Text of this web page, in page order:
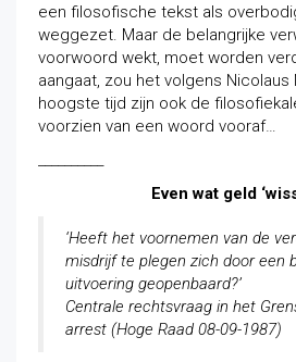
een filosofische tekst als
weggezet. Maar de belangrijke
voorwoord wekt, moet worden
aangaat, zou het volgens
hoogste tijd zijn ook de
voorzien van een woord vooraf…
Even wat geld
‘Heeft het voornemen van de
misdrijf te plegen zich door een
uitvoering geopenbaard?’
Centrale rechtsvraag in het
arrest (Hoge Raad 08-09-1987)